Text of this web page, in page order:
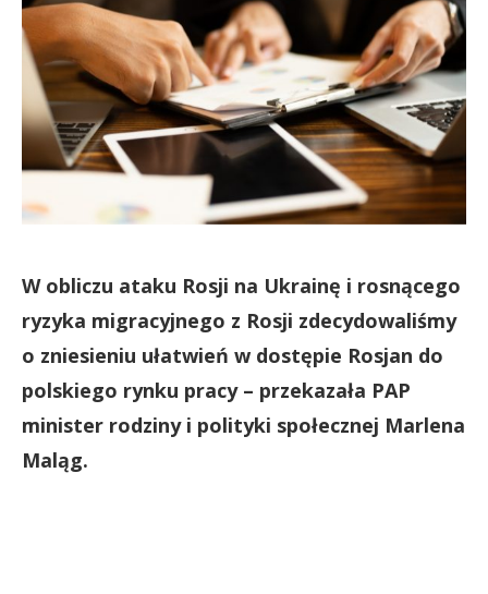
W obliczu ataku Rosji na Ukrainę i rosnącego
ryzyka migracyjnego z Rosji zdecydowaliśmy
o zniesieniu ułatwień w dostępie Rosjan do
polskiego rynku pracy – przekazała PAP
minister rodziny i polityki społecznej Marlena
Maląg.